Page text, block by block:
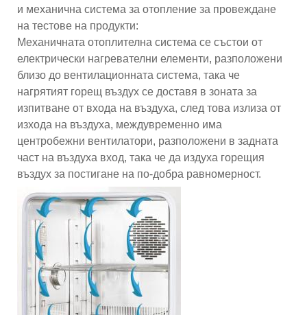
и механична система за отопление за провеждане
на тестове на продукти:
Механичната отоплителна система се състои от
електрически нагревателни елементи, разположени
близо до вентилационната система, така че
нагрятият горещ въздух се доставя в зоната за
изпитване от входа на въздуха, след това излиза от
изхода на въздуха, междувременно има
центробежни вентилатори, разположени в задната
част на въздуха вход, така че да издуха горещия
въздух за постигане на по-добра равномерност.